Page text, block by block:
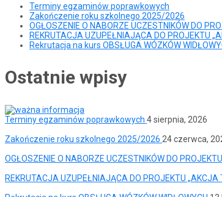
Terminy egzaminów poprawkowych
Zakończenie roku szkolnego 2025/2026
OGŁOSZENIE O NABORZE UCZESTNIKÓW DO
REKRUTACJA UZUPEŁNIAJĄCA DO PROJEKTU
Rekrutacja na kurs OBSŁUGA WÓZKÓW
Ostatnie wpisy
Terminy egzaminów poprawkowych 4 sierpnia, 2026
Zakończenie roku szkolnego 2025/2026 24 czerwca,
OGŁOSZENIE O NABORZE UCZESTNIKÓW DO
REKRUTACJA UZUPEŁNIAJĄCA DO PROJEKTU „AKCJA